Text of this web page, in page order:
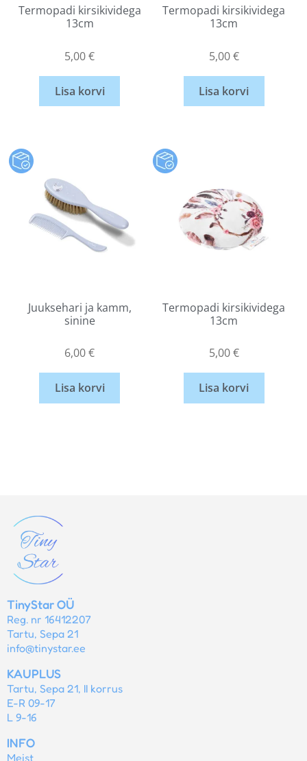
Termopadi kirsikividega
13cm
5,00€
Lisa korvi
Termopadi kirsikividega
13cm
5,00€
Lisa korvi
Juuksehari ja kamm,
sinine
6,00€
Lisa korvi
Termopadi kirsikividega
13cm
5,00€
Lisa korvi
TinyStar OÜ
Reg. nr 16412207
Tartu, Sepa 21
info@tinystar.ee
KAUPLUS
Tartu, Sepa 21, II korrus
E-R 09-17
L 9-16
INFO
Meist